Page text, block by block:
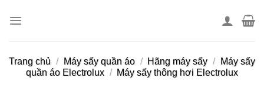
Trang chủ / Máy sấy quần áo / Hãng máy sấy /
Máy sấy
quần áo Electrolux / Máy sấy thông hơi Electrolux